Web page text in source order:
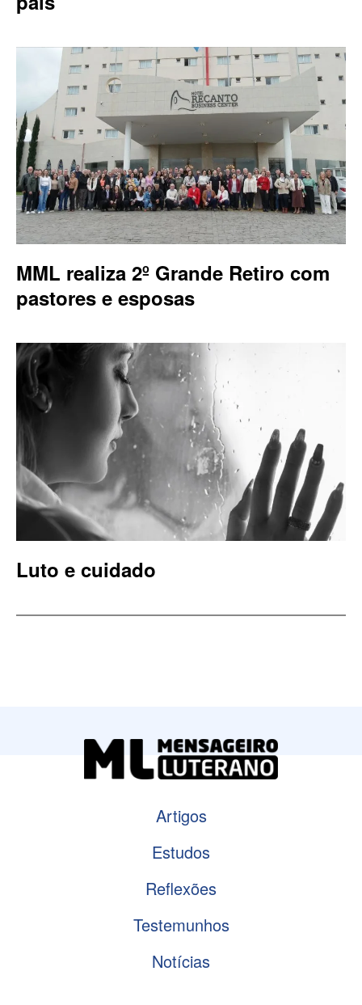
MML realiza 2º Grande Retiro com
pastores e esposas
Luto e cuidado
Artigos
Estudos
Reflexões
Testemunhos
Notícias